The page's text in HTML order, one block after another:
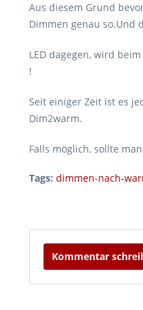
Aus diesem Grund
Dimmen genau so.Und
LED dagegen, wird
!
Seit einiger Zeit ist es
Dim2warm.
Falls möglich, sollte
Tags: dimmen-nach-
Kommentar